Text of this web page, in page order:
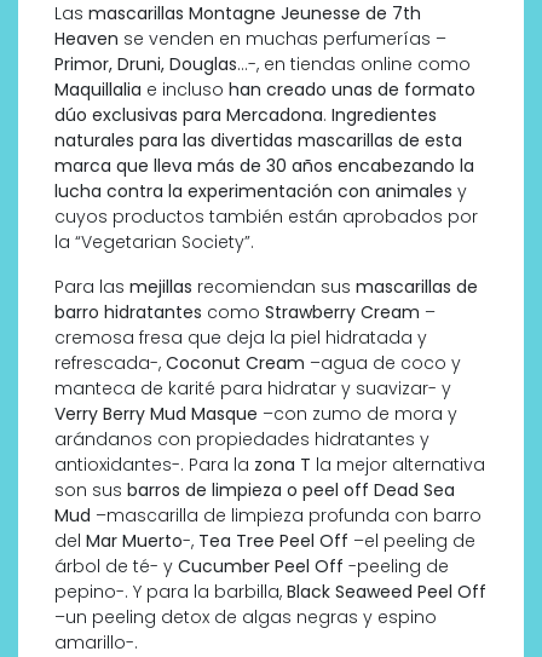
Las mascarillas Montagne Jeunesse de 7th
Heaven se venden en muchas perfumerías –
Primor, Druni, Douglas…-, en tiendas online como
Maquillalia e incluso han creado unas de formato
dúo exclusivas para Mercadona. Ingredientes
naturales para las divertidas mascarillas de esta
marca que lleva más de 30 años encabezando la
lucha contra la experimentación con animales y
cuyos productos también están aprobados por
la “Vegetarian Society”.
Para las mejillas recomiendan sus mascarillas de
barro hidratantes como Strawberry Cream –
cremosa fresa que deja la piel hidratada y
refrescada-, Coconut Cream –agua de coco y
manteca de karité para hidratar y suavizar- y
Verry Berry Mud Masque –con zumo de mora y
arándanos con propiedades hidratantes y
antioxidantes-. Para la zona T la mejor alternativa
son sus barros de limpieza o peel off Dead Sea
Mud –mascarilla de limpieza profunda con barro
del Mar Muerto-, Tea Tree Peel Off –el peeling de
árbol de té- y Cucumber Peel Off -peeling de
pepino-. Y para la barbilla, Black Seaweed Peel Off
–un peeling detox de algas negras y espino
amarillo-.